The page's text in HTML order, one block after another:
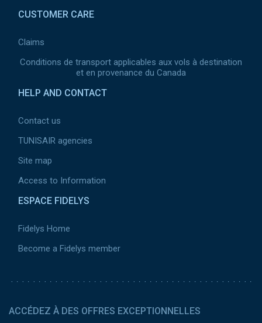
CUSTOMER CARE
Claims
Conditions de transport applicables aux vols à destination
et en provenance du Canada
HELP AND CONTACT
Contact us
TUNISAIR agencies
Site map
Access to Information
ESPACE FIDELYS
Fidelys Home
Become a Fidelys member
ACCÉDEZ À DES OFFRES EXCEPTIONNELLES